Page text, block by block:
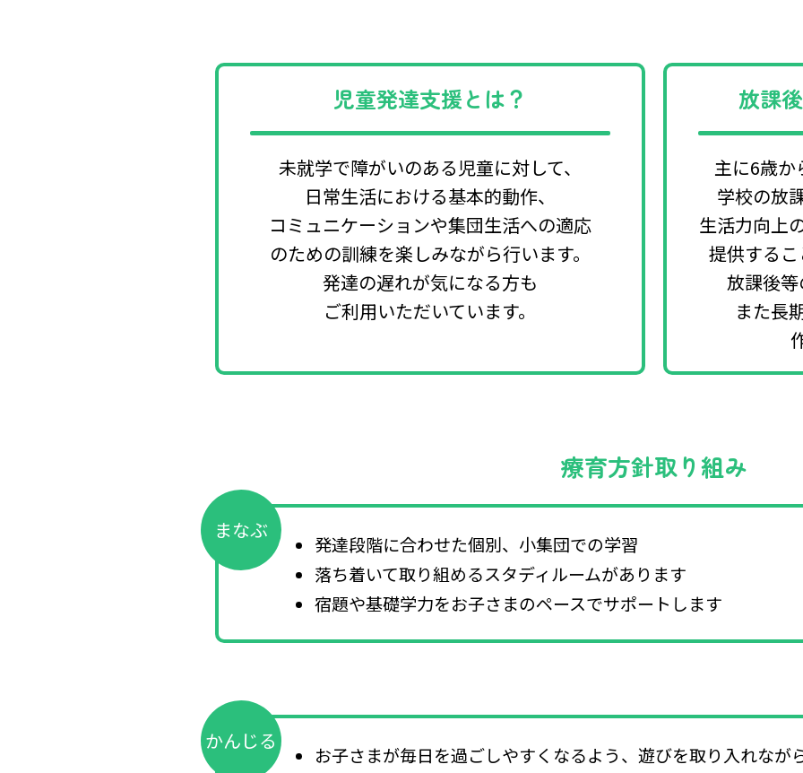
児童発達支援とは？
未就学で障がいのある児童に対して、
日常生活における基本的動作、
コミュニケーションや集団生活への適応
のための訓練を楽しみながら行います。
発達の遅れが気になる方も
ご利用いただいています。
放課
主に6歳か
学校の放
生活力向上
提供する
放課後
また長
療育方針取り組み
まなぶ
発達段階に合わせた個別、小集団での学習
落ち着いて取り組めるスタディルームがあります
宿題や基礎学力をお子さまのペースでサポートします
かんじる
お子さまが毎日を過ごしやすくなるよう、遊びを取り入れなが